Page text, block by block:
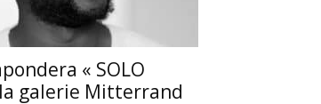
« SOLO
la galerie Mitterrand